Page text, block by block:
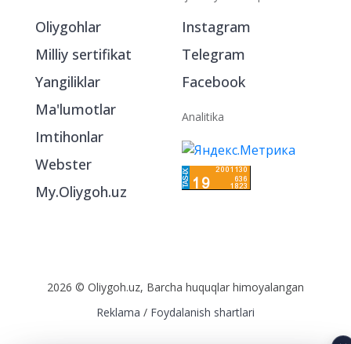
Oliygohlar
Milliy sertifikat
Yangiliklar
Ma'lumotlar
Imtihonlar
Webster
My.Oliygoh.uz
Instagram
Telegram
Facebook
Analitika
2026 © Oliygoh.uz, Barcha huquqlar himoyalangan
Reklama / Foydalanish shartlari